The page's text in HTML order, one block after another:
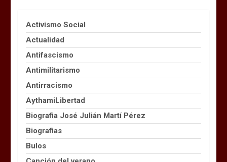
Activismo Social
Actualidad
Antifascismo
Antimilitarismo
Antirracismo
AythamiLibertad
Biografia José Julián Martí Pérez
Biografias
Bulos